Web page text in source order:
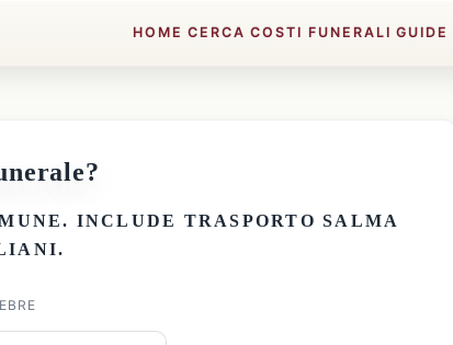
HOME CERCA COSTI FUNERALI GUIDE
. INCLUDE TRASPORTO SALMA